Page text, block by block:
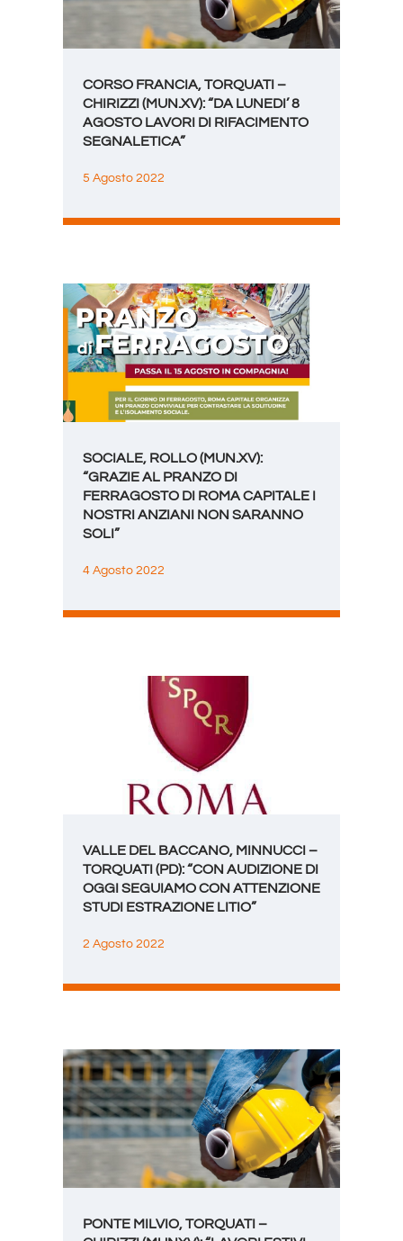
CORSO FRANCIA, TORQUATI –
CHIRIZZI (MUN.XV): “DA LUNEDI’ 8
AGOSTO LAVORI DI RIFACIMENTO
SEGNALETICA”
5 Agosto 2022
SOCIALE, ROLLO (MUN.XV):
“GRAZIE AL PRANZO DI
FERRAGOSTO DI ROMA CAPITALE I
NOSTRI ANZIANI NON SARANNO
SOLI”
4 Agosto 2022
VALLE DEL BACCANO, MINNUCCI –
TORQUATI (PD): “CON AUDIZIONE DI
OGGI SEGUIAMO CON ATTENZIONE
STUDI ESTRAZIONE LITIO”
2 Agosto 2022
PONTE MILVIO, TORQUATI –